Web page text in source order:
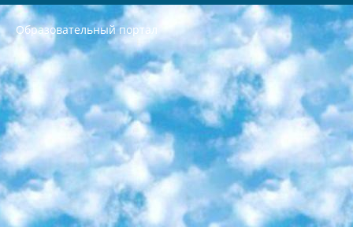
Образовательный портал
РЕСПУБЛИКА УЗБЕКИСТАН МИНИСТРЕРСТВО ДОШКОЛЬНОГО И ШКОЛЬНОГО ОБРАЗОВАНИЯ КОМАНДА в общеобразовательных учреждениях в 2023-2024 учебном году организация и проведение итоговой государственной аттестации обучающихся о Министра дошкольного и школьного образования Республики Узбекистан от 4 марта 2008 года (постановлением Минюста от 20 марта 2008 года № 1778 государственной регистрации) «Итоговое состояние учащихся общего среднего образования на основании положения об утверждении положения об аттестации общего среднего образования выпускной экзамен студентов в образовательных учреждениях в 2023-2024 учебном году В целях организации и прохождения аттестации приказываю: 1. Следующее: перечень предметов, по которым будет проводиться итоговая государственная аттестация и экзамен формы перевода согласно приложению 1; сертификаты международного образца, оценивающие уровень владения иностранными языками перечень согласно приложению 2; 2. Педагогический при специализированных образовательных учреждениях. научно-практический центр квалификации и международной оценки (Д.Давидова) 2024 г. До 25 марта: задания по предметам, по которым будет проводиться итоговая аттестация разработка и утверждение технических условий; итоговая аттестация на основании разработанного предметного задания разработка вопросов по предметам (устно и письменно), экзамен передача; общеобразовательные средние школы и специальные учебные заведения учащиеся выпускных классов школ и интернатов в агентской системе подготовка базы данных экзаменационных материалов и критериев оценки; перевод базы экзаменационных материалов на все языки обучения подать в Республиканский образовательный центр для изготовления; варианты экзаменов на основе разработанных контрольных материалов пусть будут поставлены задачи формирования. 3. Республиканский образовательный центр (Ш.Худайкулов) до 5 апреля 2024 года. до: база данных предоставленных экзаменационных материалов на все языки обучения перевод и экспертиза; для слепых, слабовидящих, глухих, слабослышащих и умственно отсталых детей учащиеся выпускных классов специализированных школ и школ-интернатов база данных экзаменационных материалов на всех преподаваемых языках подготовка критериев оценки; специализированные школы для умственно отсталых детей и технологии для учащихся выпускных классов школ-интернатов разработка соответствующих рекомендаций и критериев проведения ЕГЭ по естествознанию давать задания. 4. Педагогический при специализированных образовательных учреждениях. Научно-практический центр навыков и международной оценки (Д.Давидова), Республика образовательный центр (Худайкулов Ш.) итоговый государственный аттестационный экзамен ориентирован на творческое и логическое мышление при подготовке базы материалов учитывать введение заданий. 5. Следует отметить, что: сертификат государственного образца о знании общеобразовательного предмета и как минимум национальный уровень B1 по предметам на иностранных языках, указанным в Приложении 2. или международно признанный сертификат эквивалентного уровня студенты, изучающие определенный предмет, освобождаются от экзамена; по соответствующим предметам запланирована итоговая государственная аттестация за день до дня, путем жеребьевки Рабочей группой (в письменной форме по предметам, проводимым в форме) из числа сформированных вариантов выбрано 2 варианта; 2 выбранных варианта экзамена анонсированы на официальном сайте министерства и все выпускники по всей стране на основе этих вариантов проводит итоговую государственную аттестацию. 6. Государственное образование учащихся средних общеобразовательных учреждений. знания в соответствии с квалификационными требованиями, которые необходимо приобрести на основании стандартов итоговый (выпускной) контроль для 9 и 11 классов в целях тестирования Экзамены (далее – экзамены) состоят из предметов, перечисленных в приложении 1. будет сделано. 7. Экзамены пройдут с 26 мая по 15 июня 2024 г. (кроме науки физического воспитания). 8. Физическая для учащихся 9 классов общесредних образовательных учреждений. Экзамены по предмету «Образование, квалификация медицина» 1-6 мая 2024 года. сотрудники перевести под присмотр (с отклонениями в физическом или умственном развитии) специализированная школа для детей, школы-интернаты и со сколиозом школы-интернаты санаторного типа для больных детей исключены). 9. Он был слепым, слабовидящим и имел нарушения опорно-двигательного аппарата. экзамены в специализированных школах и интернатах для детей должны проводиться исходя из требований, предъявляемых к общеобразовательным учреждениям (физкультура кроме науки). 10. Специализированная школа для глухих и слабослышащих детей. и экзамены в интернатах и быть реализован в виде письменного теста по математике. 11. Специальность для умственно отсталых детей. Для 9 класса Родной язык и литературное письмо Государственный язык (язык обучения – узбекский). для неклассов) написано Математическое письмо Письменная/устная история Узбекистана Физическое воспитание практично Итоговый контроль Для 11 класса Написание родного языка и литературы (эссе) Математическое письмо Узбекский язык (обучение на узбекском языке) не посещающее общее среднее образование для учреждений)/Образовательное учреждение выбор письменный и устный Иностранный язык письменный/устный Письменная/устная история Узбекистана *По выбору студента:  Химия  Физика  Основы государственного права  География 10 бесплатных образовательных ресурсов - Мы составили подборку онлайн-проектов с интерактивными упражнениями, видеолекциями и статьями. Они помогут вам обрести новые и освежить старые знания бесплатно. 1. «ИНТУИТ» Старейшая образовательная площадка Рунета. Здесь вы найдёте сотни текстовых и видеокурсов на десятки различных тем — от программирования до психологии. Многие курсы подготовлены российскими университетами и крупными международными компаниями вроде Intel и Microsoft. Самостоятельное обучение бесплатное, но желающие могут оплатить услуги персональных наставников. 2. «Смартия» знакомит с актуальными профессиями и подсказывает, как им обучаться. Выбрав заинтересовавшую вас специальность — SMM-специалист, фотограф, веб-дизайнер или другую, — увидите список необходимых для неё умений. Чтобы вы могли освоить их самостоятельно, для каждого умения площадка отображает подборку ссылок на учебные материалы. Хотя «Смартия» ориентируется на русскоязычную аудиторию, часть контента всё же доступна только на английском. 3. «Лекторий Физтеха» Проект Московского физико-технического института (Физтеха). С его помощью вы можете смотреть онлайн серии лекций, записанные на видео в этом вузе. В числе доступных предметов — физика, биология, химия, информационные технологии и другие. К некоторым лекциям администрация ресурса прилагает готовые конспекты, которые можно скачивать в PDF-формате. 4. ITMOcourses Онлайн-площадка Санкт-Петербургского национального исследовательского университета информационных технологий, механики и оптики (ИТМО). Ресурс предоставляет свободный доступ к курсам, разработанным в этом вузе. Каталог материалов разбит на четыре категории: «Оптические системы и технологии», «Приборостроение и робототехника», «Информационные технологии» и «Биотехнологии». Курсы состоят из видеолекций, интерактивных демонстраций и заданий. 5. «КиберЛенинка» Электронная научная библиотека открытого доступа. Каталог площадки регулярно обрастает текстами статей из различных научных изданий. Сгруппированные по журналам и рубрикам публикации можно читать онлайн или скачивать целиком в PDF-формате. Проект нацелен на популяризацию науки за счёт открытого доступа к качественной информации. 6. «ПостНаука» На этом ресурсе публикуют подборки видеолекций, составленные экспертами из разных отраслей и объединённые общими темами. Среди них, к примеру, есть серии «Биоинформатика и геномика», «Культура средневековой Скандинавии» и Cinema Studies о теории кино. Каждая подборка лекций — логически связанная история, рассказанная экспертом от первого лица. Кроме того, на сайте появляются научно-образовательные статьи и тесты на разные темы. 7. «Newочём» Команда проекта «Newочём» отбирает самые интересные тексты из англоязычных СМИ и переводит те из них, за которые голосуют участники сообщества «ВКонтакте». По большей части это научно-популярные статьи. Редакторы придумывают лишь заголовки, в остальном содержание переводов соответствует оригиналам. Полные тексты можно читать прямо в социальной сети. 8. InternetUrok Онлайн-база материалов по основным дисциплинам школьной программы. Информация на сайте структурирована по классам, предметам и темам (урокам). Каждый урок состоит из видеолекций и конспектов. Есть также интерактивные тренажёры и тесты для закрепления пройденного материала. Даже если вы давно окончили школу, возможность повторить программу старших классов всегда может пригодиться. 9. Edutainme Ещё один ресурс об образовании. В отличие от Newtonew, как мне кажется, Edutainme больше ориентируется на представителей индустрии: педагогов, предпринимателей, разработчиков образовательных проектов. Но и любой, кто просто стремится к саморазвитию, найдёт на сайте много полезного и интересного для себя. Например, информацию о новых курсах и образовательных сервисах. 10. Newtonew Онлайн-медиа об образовании и обучении в широком смысле. Авторы Newtonew пишут об инструментах, заведениях, тактиках и стратегиях, которые помогают учить других и получать новые знания самостоятельно. На этой площадке вы найдёте новости, обзоры, аналитические мат